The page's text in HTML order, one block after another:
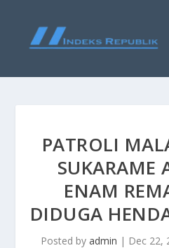
PATROLI
SUKARAME
ENAM
DIDUGA
Posted by admin | Dec 22,